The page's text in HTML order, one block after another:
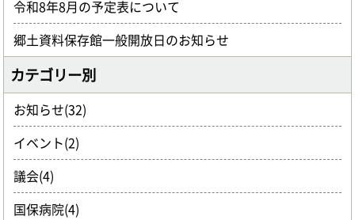
令和8年8月の予定表について
郷土資料保存館一般開放日のお知らせ
カテゴリー別
お知らせ(32)
イベント(2)
議会(4)
国保病院(4)